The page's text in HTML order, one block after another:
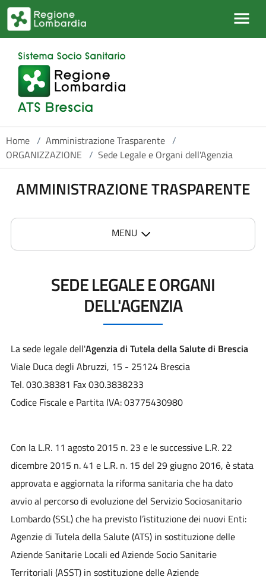
Salta al contenuto principale
Home / Amministrazione Trasparente /
ORGANIZZAZIONE / Sede Legale e Organi dell'Agenzia
AMMINISTRAZIONE TRASPARENTE
MENU
SEDE LEGALE E ORGANI
DELL'AGENZIA
La sede legale dell'Agenzia di Tutela della Salute di Brescia
Viale Duca degli Abruzzi, 15 - 25124 Brescia
Tel. 030.38381 Fax 030.3838233
Codice Fiscale e Partita IVA: 03775430980
Con la L.R. 11 agosto 2015 n. 23 e le successive L.R. 22
dicembre 2015 n. 41 e L.R. n. 15 del 29 giugno 2016, è stata
approvata e aggiornata la riforma sanitaria che ha dato
avvio al percorso di evoluzione del Servizio Sociosanitario
Lombardo (SSL) che ha previsto l’istituzione dei nuovi Enti:
Agenzie di Tutela della Salute (ATS) in sostituzione delle
Aziende Sanitarie Locali ed Aziende Socio Sanitarie
Territoriali (ASST) in sostituzione delle Aziende